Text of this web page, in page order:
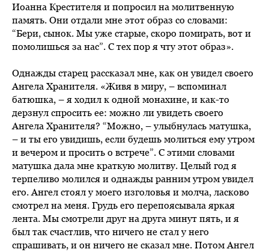
Иоанна Крестителя и попросил на молитвенную
память. Они отдали мне этот образ со словами:
“Бери, сынок. Мы уже старые, скоро помирать, вот и
помолишься за нас”. С тех пор я чту этот образ».
Однажды старец рассказал мне, как он увидел своего
Ангела Хранителя. «Живя в миру, – вспоминал
батюшка, – я ходил к одной монахине, и как-то
дерзнул спросить ее: можно ли увидеть своего
Ангела Хранителя? “Можно, – улыбнулась матушка,
– и ты его увидишь, если будешь молиться ему утром
и вечером и просить о встрече”. С этими словами
матушка дала мне краткую молитву. Целый год я
терпеливо молился и однажды ранним утром увидел
его. Ангел стоял у моего изголовья и молча, ласково
смотрел на меня. Грудь его перепоясывала яркая
лента. Мы смотрели друг на друга минут пять, и я
был так счастлив, что ничего не стал у него
спрашивать, и он ничего не сказал мне. Потом Ангел